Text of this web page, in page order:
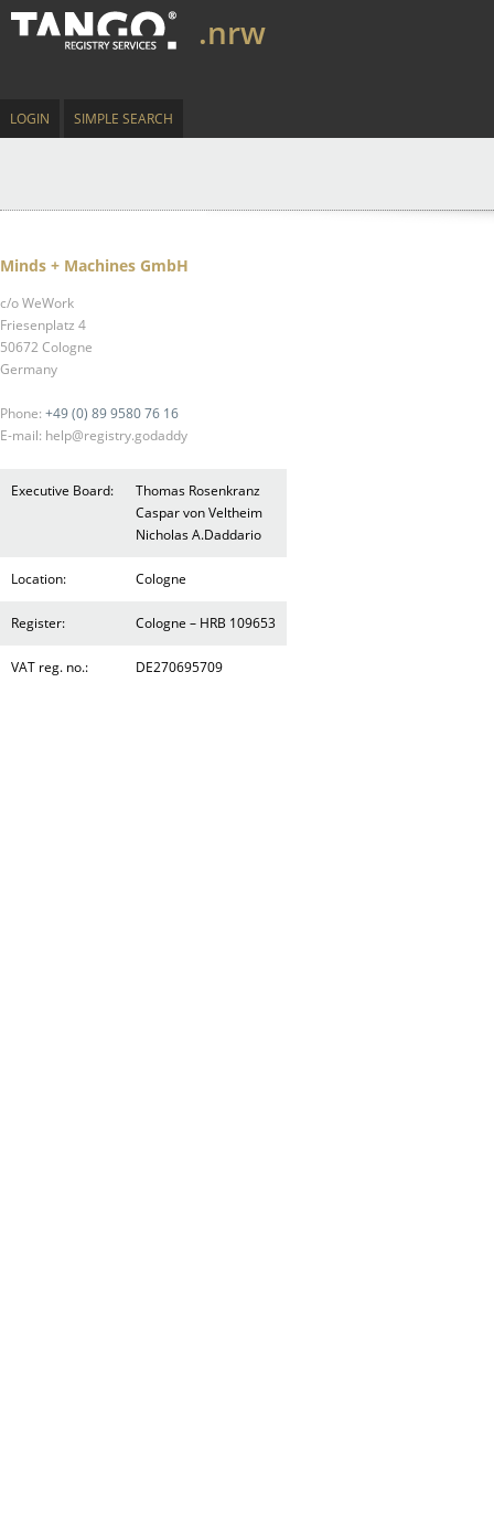
.nrw
LOGIN SIMPLE SEARCH
Minds + Machines GmbH
c/o WeWork
Friesenplatz 4
50672 Cologne
Germany
Phone: +49 (0) 89 9580 76 16
E-mail: help@registry.godaddy
Executive Board:
Thomas Rosenkranz
Caspar von Veltheim
Nicholas A.Daddario
Location: Cologne
Register: Cologne – HRB 109653
VAT reg. no.: DE270695709